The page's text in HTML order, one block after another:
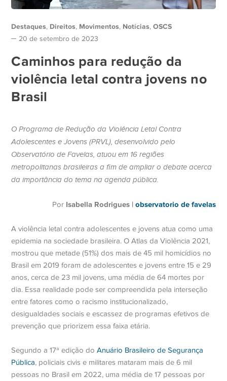
Destaques, Direitos, Movimentos, Notícias,OSCS
20 de setembro de 2023
Caminhos para redução da
violência letal contra jovens no
Brasil
O Programa de Redução da Violência Letal Contra
Adolescentes e Jovens (PRVL), desenvolvido pelo
Observatório de Favelas, atuou em 16 regiões
metropolitanas brasileiras a fim de ampliar o debate acerca
da importância do tema na agenda pública.
Por Isabella Rodrigues | observatorio de favelas
A violência letal contra adolescentes e jovens atua como uma
epidemia na sociedade brasileira. O Atlas da Violência 2021,
mostrou que metade (51%) dos mais de 45 mil homicídios no
Brasil em 2019 foram de adolescentes e jovens entre 15 e 29
anos, cerca de 23 mil jovens, uma média de 64 mortes por
dia. Essa realidade pode ser compreendida pela interseção
entre fatores como o racismo institucionalizado,
desigualdades sociais e escassez de programas efetivos de
prevenção que priorizem essa faixa etária.
Segundo a 17ª edição do Anuário Brasileiro de Segurança
Pública, policiais civis e militares mataram mais de 6 mil
pessoas no Brasil em 2022, uma média de 17 pessoas por